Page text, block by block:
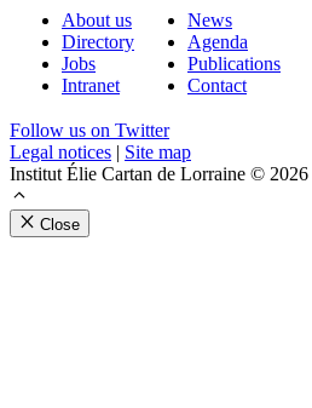
About us
Directory
Jobs
Intranet
News
Agenda
Publications
Contact
Follow us on Twitter
Legal notices | Site map
Institut Élie Cartan de Lorraine © 2026
Close